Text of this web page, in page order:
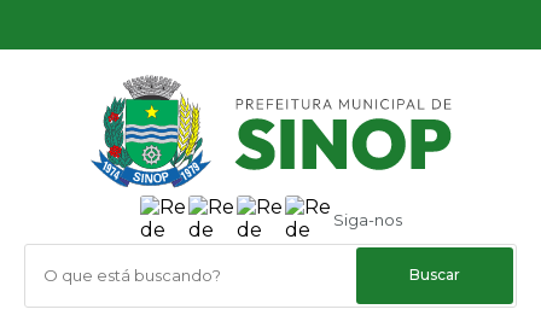
Siga-nos
O que está buscando?